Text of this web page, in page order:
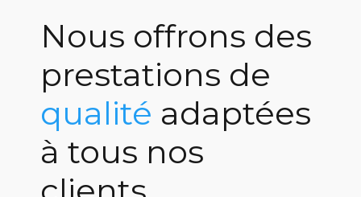
Nous offrons des
prestations de
qualité adaptées
à tous nos
0
0
1
2
3
0
1
0
1
2
3
4